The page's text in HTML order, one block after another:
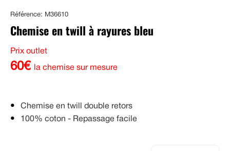
Référence: M36610
Chemise en twill à rayures bleu
Prix outlet
60€ la chemise sur mesure
Chemise en twill double retors
100% coton - Repassage facile